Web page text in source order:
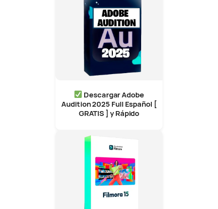
Descargar Adobe
Audition 2025 Full Español [
GRATIS ] y Rápido